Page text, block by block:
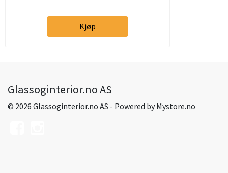
Kjøp
Glassoginterior.no AS
© 2026 Glassoginterior.no AS - Powered byMystore.no